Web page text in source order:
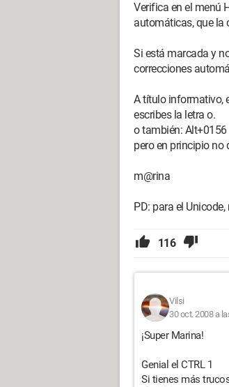
Verifica en el menú
automáticas, que la
Si está marcada y
correcciones
A título informativo,
escribes la letra o.
o también: Alt+0156
pero en principio no
m@rina
PD: para el
116
Vilsi
30 oct. 2008 a
¡Super Marina!
Genial el CTRL 1
Si tienes más